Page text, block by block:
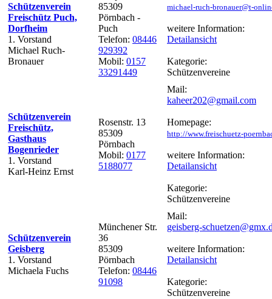
Schützenverein
Freischütz Puch,
Dorfheim
1. Vorstand
Michael Ruch-
Bronauer
85309
Pörnbach -
Puch
Telefon: 08446
929392
Mobil: 0157
33291449
michael-ruch-bronauer@t-
weitere Information:
Detailansicht
Kategorie:
Schützenvereine
Schützenverein
Freischütz,
Gasthaus
Bogenrieder
1. Vorstand
Karl-Heinz Ernst
Rosenstr. 13
85309
Pörnbach
Mobil: 0177
5188077
Mail:
kaheer202@gmail.com
Homepage:
http://www.freischuetz-
weitere Information:
Detailansicht
Kategorie:
Schützenvereine
Schützenverein
Geisberg
1. Vorstand
Michaela Fuchs
Münchener Str.
36
85309
Pörnbach
Telefon: 08446
91098
Mail:
geisberg-
weitere Information:
Detailansicht
Kategorie:
Schützenvereine